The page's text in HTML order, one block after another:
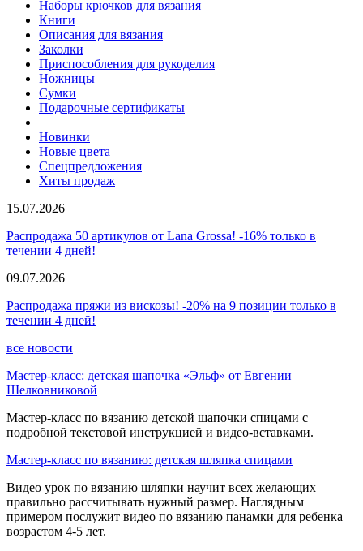
Наборы крючков для вязания
Книги
Описания для вязания
Заколки
Приспособления для рукоделия
Ножницы
Сумки
Подарочные сертификаты
Новинки
Новые цвета
Спецпредложения
Хиты продаж
15.07.2026
Распродажа 50 артикулов от Lana Grossa! -16% только в
течении 4 дней!
09.07.2026
Распродажа пряжи из вискозы! -20% на 9 позиции только в
течении 4 дней!
все новости
Мастер-класс: детская шапочка «Эльф» от Евгении
Шелковниковой
Мастер-класс по вязанию детской шапочки спицами с
подробной текстовой инструкцией и видео-вставками.
Мастер-класс по вязанию: детская шляпка спицами
Видео урок по вязанию шляпки научит всех желающих
правильно рассчитывать нужный размер. Наглядным
примером послужит видео по вязанию панамки для ребенка
возрастом 4-5 лет.